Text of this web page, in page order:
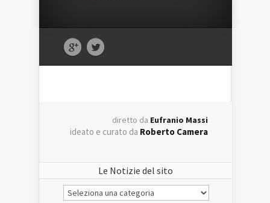
diretto da Eufranio Massi
ideato e curato da Roberto Camera
Le Notizie del sito
Le
Notizie